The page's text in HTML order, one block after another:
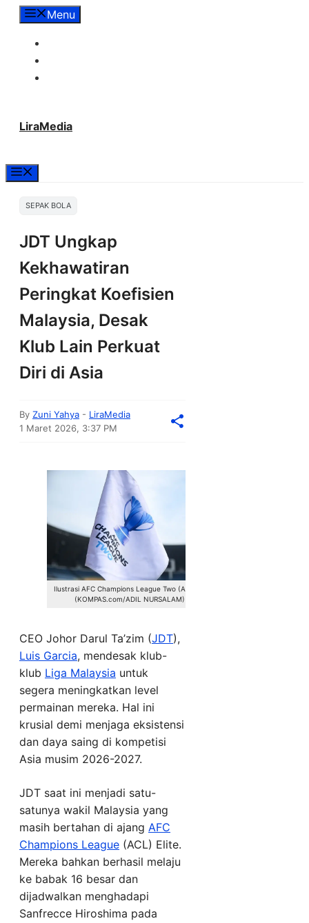
LangsungMenu
LiraMedia
SEPAK BOLA
JDT Ungkap
Kekhawatiran
Peringkat Koefisien
Malaysia, Desak
Klub Lain Perkuat
Diri di Asia
By Zuni Yahya - LiraMedia
1 Maret 2026, 3:37 PM
Ilustrasi AFC Champions League Two (ACL 2).
(KOMPAS.com/ADIL NURSALAM)
CEO Johor Darul Ta’zim (JDT),
Luis Garcia, mendesak klub-
klub Liga Malaysia untuk
segera meningkatkan level
permainan mereka. Hal ini
krusial demi menjaga eksistensi
dan daya saing di kompetisi
Asia musim 2026-2027.
JDT saat ini menjadi satu-
satunya wakil Malaysia yang
masih bertahan di ajang AFC
Champions League (ACL) Elite.
Mereka bahkan berhasil melaju
ke babak 16 besar dan
dijadwalkan menghadapi
Sanfrecce Hiroshima pada